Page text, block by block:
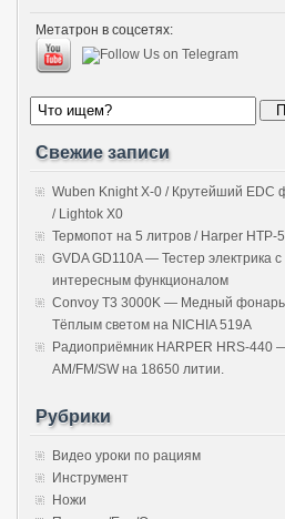
Метатрон в соцсетях:
Свежие записи
Wuben Knight X-0 / Крутейший EDC
/ Lightok X0
Термопот на 5 литров / Harper HTP-
GVDA GD110A — Тестер электрика с
интересным функционалом
Convoy T3 3000K — Медный
Тёплым светом на NICHIA 519A
Радиоприёмник HARPER HRS-440
AM/FM/SW на 18650 литии.
Рубрики
Видео уроки по рациям
Инструмент
Ножи